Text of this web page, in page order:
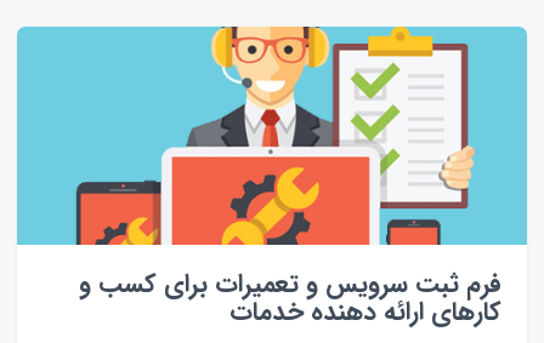
فرم ثبت سرویس و تعمیرات برای کسب و
کارهای ارائه دهنده خدمات